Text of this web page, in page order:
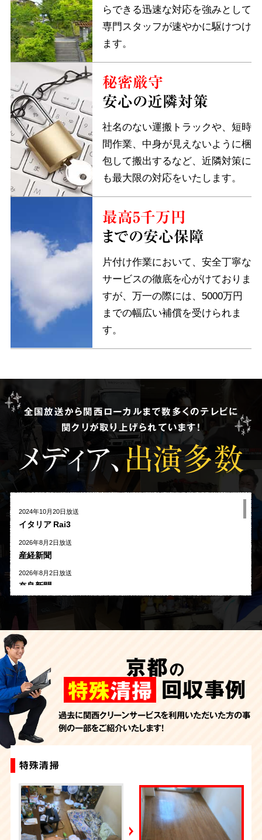
らできる迅速な対応を強みとして
専門スタッフが速やかに駆けつけ
ます。
秘密厳守
安心の近隣対策
社名のない運搬トラックや、短時
間作業、中身が見えないように梱
包して搬出するなど、近隣対策に
も最大限の対応をいたします。
最高5千万円
までの安心保障
片付け作業において、安全丁寧な
サービスの徹底を心がけておりま
すが、万一の際には、5000万円
までの幅広い補償を受けられま
す。
全国放送から関西ローカルまで数多くのテレビに
関クリが取り上げられています!
メディア、出演多数
2024年10月20日放送
イタリア Rai3
2026年8月2日放送
産経新聞
2026年8月2日放送
奈良新聞
2026年8月1日放送
2026年7月27日放送
AbemaTV
2026年7月24日放送
朝日新聞
2026年7月10日放送
季刊「宗教問題」
2026年7月10日放送
東洋経済オンライン
2026年7月7日放送
FRIDAYデジタル
2026年7月6日放送
週刊循環経済新聞（7月6日号）
2026年7月4日放送
YouTube｜好井まさおの怪談を浴びる会
京都の
特殊清掃 回収事例
過去に関西クリーンサービスを利用いただいた方の事
例の一部をご紹介いたします！
特殊清掃
特殊清掃+ゴミ屋敷片付け
特殊清掃
特殊清掃
特殊清掃